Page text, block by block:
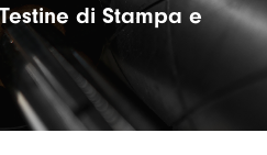
di Stampa e